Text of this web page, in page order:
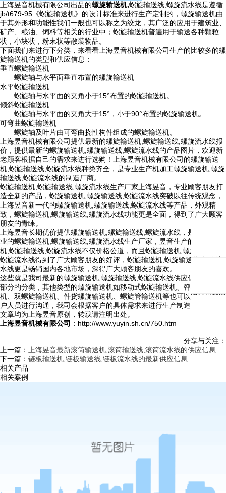
上海昱音机械有限公司出品的螺旋输送机,螺旋输送线,螺旋流水线是遵循
jb/t679-95《螺旋输送机》的设计标准来进行生产定制的，螺旋输送机由
于其外形和功能性我们一般也可以称之为绞龙，其广泛的应用于建筑业、
矿产、粮油、饲料等相关的行业中；螺旋输送机普遍用于输送各种颗粒
状，小块状，粉末状等散装物品。
下面我们来进行下分类，来看看上海昱音机械有限公司生产的比较多的螺
旋输送机的类型和供应信息：
垂直螺旋输送机
螺旋轴与水平面垂直布置的螺旋输送机
水平螺旋输送机
螺旋轴与水平面的夹角小于15°布置的螺旋输送机。
倾斜螺旋输送机
螺旋轴与水平面的夹角大于15°，小于90°布置的螺旋输送机。
可弯曲螺旋输送机
螺旋轴及叶片由可弯曲挠性构件组成的螺旋输送机。
上海昱音机械有限公司提供最新的螺旋输送机,螺旋输送线,螺旋流水线报
价，提供最新的螺旋输送机,螺旋输送线,螺旋流水线的产品图片，欢迎新
老顾客根据自己的需求来进行选购！上海昱音机械有限公司的螺旋输送
机,螺旋输送线,螺旋流水线种类齐全，是专业生产机加工螺旋输送机,螺旋
输送线,螺旋流水线的制造厂商。
螺旋输送机,螺旋输送线,螺旋流水线生产厂家上海昱音，专业顾客朋友打
造全新的产品，螺旋输送机,螺旋输送线,螺旋流水线突破以往传统观念，
上海昱音新一代的螺旋输送机,螺旋输送线,螺旋流水线等产品，外观精
致，螺旋输送机,螺旋输送线,螺旋流水线功能更是全面，得到了广大顾客
朋友的青睐。
上海昱音长期优价提供螺旋输送机,螺旋输送线,螺旋流水线，是全国最专
业的螺旋输送机,螺旋输送线,螺旋流水线生产厂家，昱音生产的螺旋输送
机,螺旋输送线,螺旋流水线不仅价格公道，而且螺旋输送机,螺旋输送线,
螺旋流水线得到了广大顾客朋友的好评，螺旋输送机,螺旋输送线,螺旋流
水线更是畅销国内各地市场，深得广大顾客朋友的喜欢。
这些就是我司最新的螺旋输送机,螺旋输送线,螺旋流水线供应信息以及一
部分的分类，其他类型的螺旋输送机如移动式螺旋输送机、弹簧螺旋输送
机、双螺旋输送机、件货螺旋输送机、螺旋管输送机等也可以跟我们的客
户人员进行沟通，我司会根据客户的具体需求来进行生产制造。
文章均为上海昱音原创，转载请注明出处。
上海昱音机械有限公司 ：http://www.yuyin.sh.cn/750.htm
分享与关注：
上一篇： 上海昱音最新滚筒输送机,滚筒输送线,滚筒流水线的供应信息
下一篇： 链板输送机,链板输送线,链板流水线的最新供应信息
相关产品
相关案例